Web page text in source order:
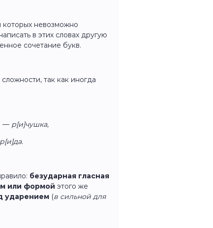
которых невозможно
в этих словах другую
сочетание букв.
так как иногда
— р[и]чушка,
безударная гласная
или формой этого же
ударением (в сильной для